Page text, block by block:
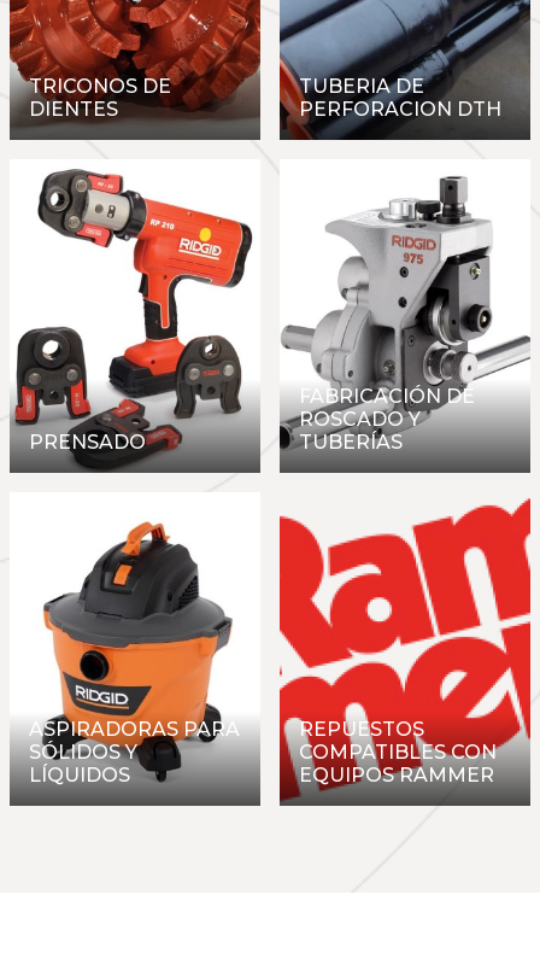
TRICONOS DE
DIENTES
TUBERIA DE
PERFORACION DTH
PRENSADO
FABRICACIÓN DE
ROSCADO Y
TUBERÍAS
ASPIRADORAS PARA
SÓLIDOS Y
LÍQUIDOS
REPUESTOS
COMPATIBLES CON
EQUIPOS RAMMER